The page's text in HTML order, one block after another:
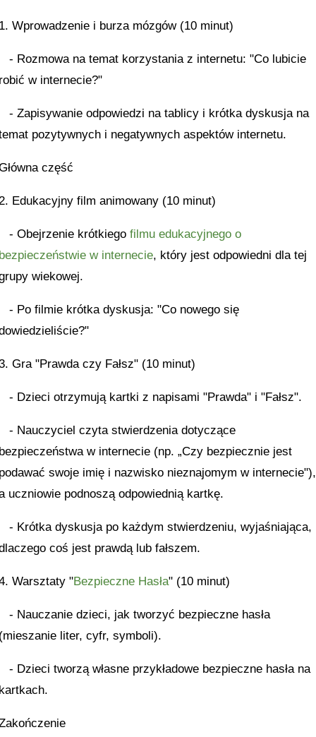
Wprowadzenie i burza mózgów (10 minut)
- Rozmowa na temat korzystania z internetu: "Co lubicie
w internecie?"
- Zapisywanie odpowiedzi na tablicy i krótka dyskusja na
pozytywnych i negatywnych aspektów internetu.
część
Edukacyjny film animowany (10 minut)
- Obejrzenie krótkiegofilmu edukacyjnego o
w internecie, który jest odpowiedni dla tej
wiekowej.
- Po filmie krótka dyskusja: "Co nowego się
Gra "Prawda czy Fałsz" (10 minut)
- Dzieci otrzymują kartki z napisami "Prawda" i "Fałsz".
- Nauczyciel czyta stwierdzenia dotyczące
w internecie (np. „Czy bezpiecznie jest
swoje imię i nazwisko nieznajomym w internecie"),
uczniowie podnoszą odpowiednią kartkę.
- Krótka dyskusja po każdym stwierdzeniu, wyjaśniająca,
coś jest prawdą lub fałszem.
Warsztaty "Bezpieczne Hasła" (10 minut)
- Nauczanie dzieci, jak tworzyć bezpieczne hasła
liter, cyfr, symboli).
- Dzieci tworzą własne przykładowe bezpieczne hasła na